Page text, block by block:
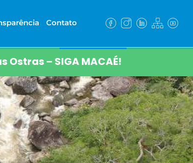
Contato
– SIGA MACAÉ!